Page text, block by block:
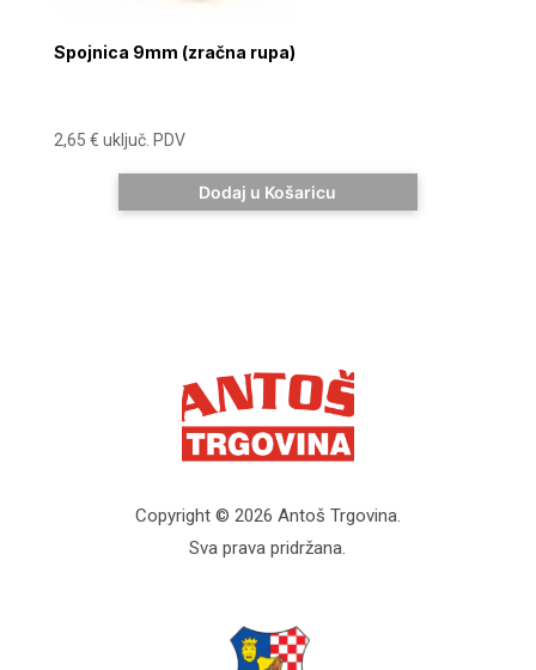
Spojnica 9mm (zračna rupa)
2,65 € uključ. PDV
Dodaj u Košaricu
Copyright © 2026 Antoš Trgovina.
Sva prava pridržana.